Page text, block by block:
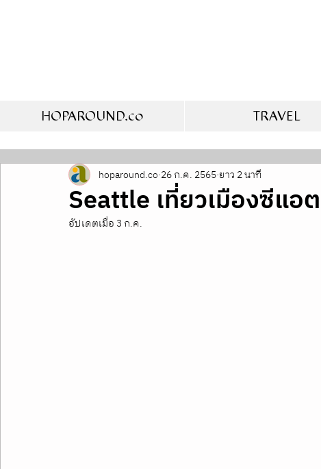
HOPAROUND.co TRAVEL
Seattle เที่ยวเมืองซีแอ
hoparound.co 26 ก.ค. 2565 ยาว 2 นาที
อัปเดตเมื่อ 3 ก.ค.